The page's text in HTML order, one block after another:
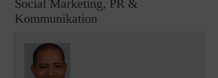
Social Marketing, PR &
Kommunikation